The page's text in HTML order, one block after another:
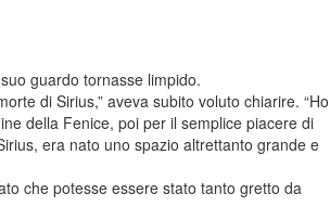
guardo tornasse limpido.
di Sirius,” aveva subito voluto chiarire. “Ho
della Fenice, poi per il semplice piacere di
era nato uno spazio altrettanto grande e
che potesse essere stato tanto gretto da